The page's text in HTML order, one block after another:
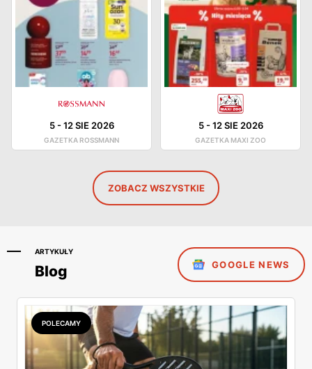
5-12 SIE 2026
GAZETKA ROSSMANN
5-12 SIE 2026
GAZETKA MAXI ZOO
ZOBACZ WSZYSTKIE
ARTYKUŁY
Blog GOOGLE NEWS
POLECAMY